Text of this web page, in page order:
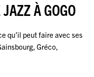
À GOGO
qu’il peut faire avec ses
Gréco,